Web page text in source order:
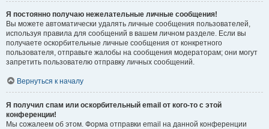
Я постоянно получаю нежелательные личные сообщения!
Вы можете автоматически удалять личные сообщения пользователей,
используя правила для сообщений в вашем личном разделе. Если вы
получаете оскорбительные личные сообщения от конкретного
пользователя, отправьте жалобы на сообщения модераторам; они могут
запретить пользователю отправку личных сообщений.
Вернуться к началу
Я получил спам или оскорбительный email от кого-то с этой
конференции!
Мы сожалеем об этом. Форма отправки email на данной конференции